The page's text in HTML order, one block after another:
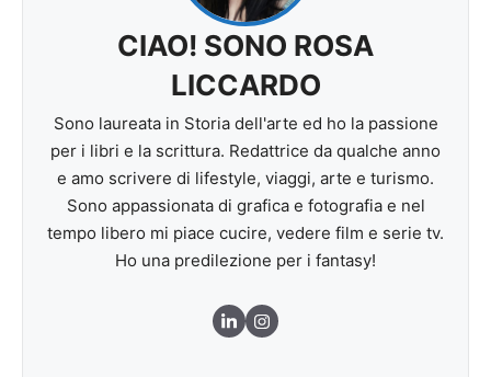
CIAO! SONO ROSA
LICCARDO
Sono laureata in Storia dell'arte ed ho la passione
per i libri e la scrittura. Redattrice da qualche anno
e amo scrivere di lifestyle, viaggi, arte e turismo.
Sono appassionata di grafica e fotografia e nel
tempo libero mi piace cucire, vedere film e serie tv.
Ho una predilezione per i fantasy!